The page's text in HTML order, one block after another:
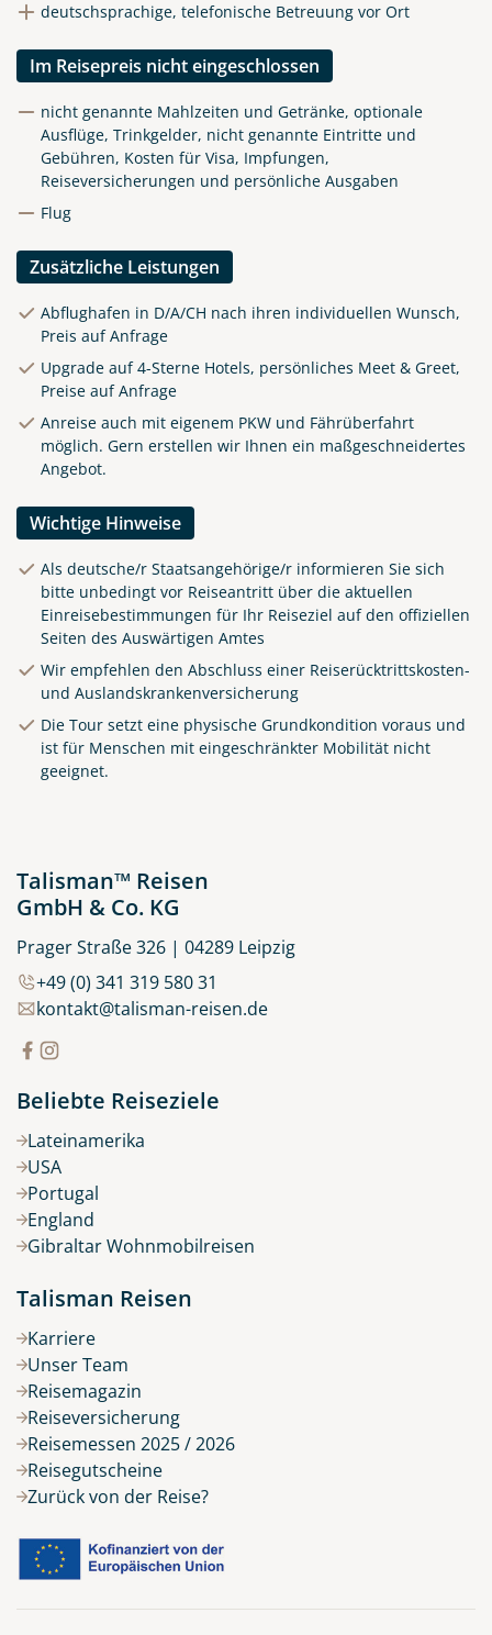
Clifden Harbour Co. Galway
deutschsprachige, telefonische Betreuung vor Ort
Im Reisepreis nicht eingeschlossen
nicht genannte Mahlzeiten und Getränke, optionale
Ausflüge, Trinkgelder, nicht genannte Eintritte und
Gebühren, Kosten für Visa, Impfungen,
Reiseversicherungen und persönliche Ausgaben
Flug
Zusätzliche Leistungen
Abflughafen in D/A/CH nach ihren individuellen Wunsch,
Preis auf Anfrage
Upgrade auf 4-Sterne Hotels, persönliches Meet & Greet,
Preise auf Anfrage
Anreise auch mit eigenem PKW und Fährüberfahrt
möglich. Gern erstellen wir Ihnen ein maßgeschneidertes
Angebot.
Wichtige Hinweise
Als deutsche/r Staatsangehörige/r informieren Sie sich
bitte unbedingt vor Reiseantritt über die aktuellen
Einreisebestimmungen für Ihr Reiseziel auf den offiziellen
Seiten des Auswärtigen Amtes
Wir empfehlen den Abschluss einer Reiserücktrittskosten-
und Auslandskrankenversicherung
Die Tour setzt eine physische Grundkondition voraus und
ist für Menschen mit eingeschränkter Mobilität nicht
geeignet.
Talisman™ Reisen
GmbH & Co. KG
Prager Straße 326 | 04289 Leipzig
+49 (0) 341 319 580 31
kontakt@talisman-reisen.de
Beliebte Reiseziele
Lateinamerika
USA
Portugal
England
Gibraltar Wohnmobilreisen
Talisman Reisen
Karriere
Unser Team
Reisemagazin
Reiseversicherung
Reisemessen 2025 / 2026
Reisegutscheine
Zurück von der Reise?